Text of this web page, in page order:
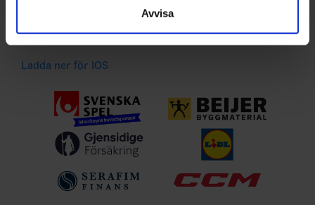
Avvisa
Ladda ner för Android
Ladda ner för IOS